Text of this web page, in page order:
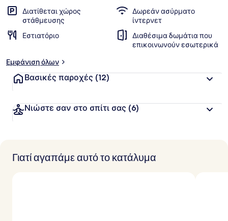
β
θ
μ
ο
α
Διατίθεται χώρος
στάθμευσης
Δωρεάν ασύρματο
ίντερνετ
Εστιατόριο
Διαθέσιμα δωμάτια που
επικοινωνούν εσωτερικά
Εμφάνιση όλων
Βασικές παροχές (12)
Νιώστε σαν στο σπίτι σας (6)
Γιατί αγαπάμε αυτό το κατάλυμα